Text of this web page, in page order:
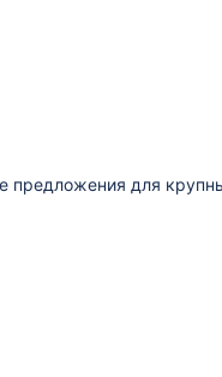
предложения для